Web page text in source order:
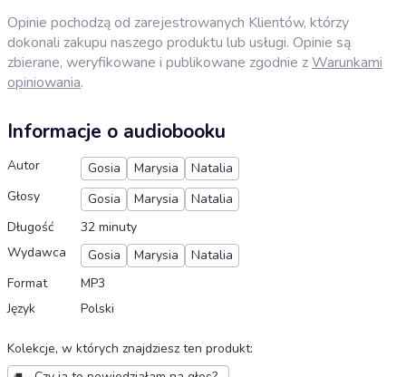
Opinie pochodzą od zarejestrowanych Klientów, którzy
dokonali zakupu naszego produktu lub usługi. Opinie są
zbierane, weryfikowane i publikowane zgodnie zWarunkami
opiniowania.
Informacje o audiobooku
Autor Gosia Marysia
Natalia
Głosy
Gosia Marysia
Natalia
Długość
32 minuty
Wydawca
Gosia Marysia
Natalia
Format
MP3
Język
Polski
Kolekcje, w których znajdziesz ten produkt: